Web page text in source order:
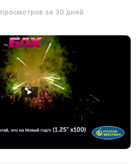
просмотров за 30 дней